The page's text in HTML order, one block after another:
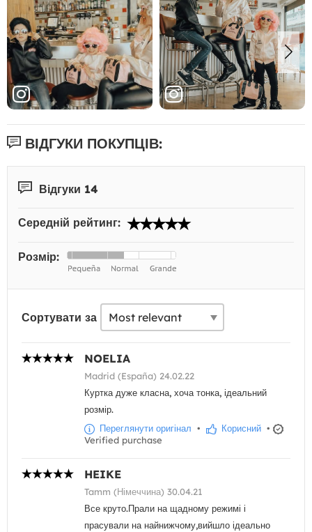
ВІДГУКИ ПОКУПЦІВ:
Відгуки 14
Середній рейтинг:
Розмір:
Сортувати за
NOELIA
Madrid (España) 24.02.22
Куртка дуже класна, хоча тонка, ідеальний
розмір.
Переглянути оригінал • Корисний •
Verified purchase
HEIKE
Tamm (Німеччина) 30.04.21
Все круто.Прали на щадному режимі і
прасували на найнижчому,вийшло ідеально